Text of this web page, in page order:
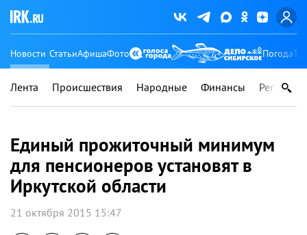
Новости СтатьиАфишаФото Погода
Лента Происшествия Народные Финансы Регионы
Единый прожиточный минимум
для пенсионеров установят в
Иркутской области
21 октября 2015 15:47